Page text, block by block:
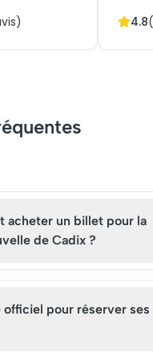
les
dans
et de
et la cour
de
site
4.8(
acheter un billet pour la
de Cadix ?
officiel pour réserver